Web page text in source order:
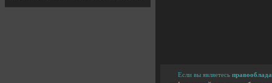
Если вы являетесь